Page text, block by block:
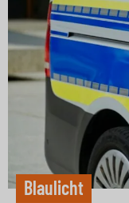
Blaulicht